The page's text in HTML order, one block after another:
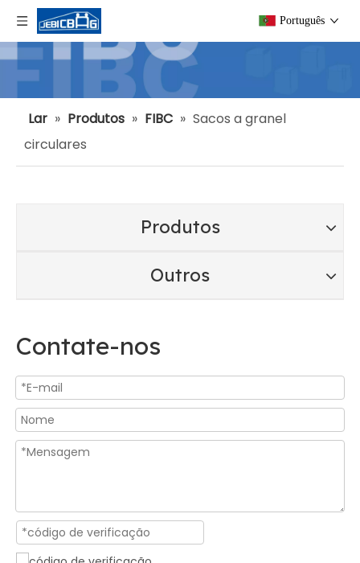
Português
Lar » Produtos » FIBC » Sacos a granel
circulares
Produtos
Outros
Contate-nos